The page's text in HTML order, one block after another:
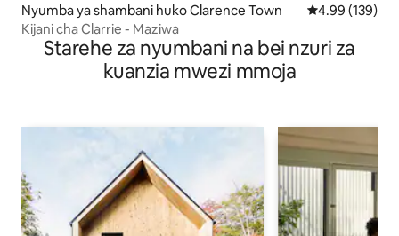
Nyumba ya shambani huko Clarence Town Ukadiriaji wa
4.99 (139)
Kijani cha Clarrie - Maziwa
Starehe za nyumbani na bei nzuri za
kuanzia mwezi mmoja